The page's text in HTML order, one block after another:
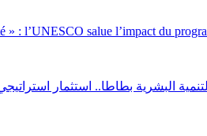
: l’UNESCO salue l’impact du
للتنمية البشرية بطاطا.. استثمار